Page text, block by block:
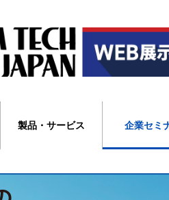
製品・サービス 企業セミ